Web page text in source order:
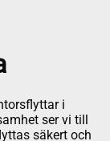
i
ser vi till
säkert och